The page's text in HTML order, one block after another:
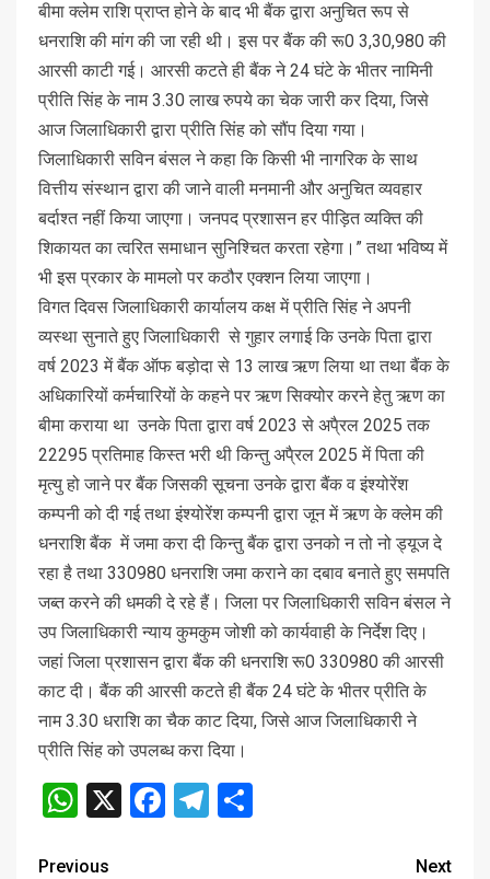
बीमा क्लेम राशि प्राप्त होने के बाद भी बैंक द्वारा अनुचित रूप से
धनराशि की मांग की जा रही थी। इस पर बैंक की रू0 3,30,980 की
आरसी काटी गई। आरसी कटते ही बैंक ने 24 घंटे के भीतर नामिनी
प्रीति सिंह के नाम 3.30 लाख रुपये का चेक जारी कर दिया, जिसे
आज जिलाधिकारी द्वारा प्रीति सिंह को सौंप दिया गया।
जिलाधिकारी सविन बंसल ने कहा कि किसी भी नागरिक के साथ
वित्तीय संस्थान द्वारा की जाने वाली मनमानी और अनुचित व्यवहार
बर्दाश्त नहीं किया जाएगा। जनपद प्रशासन हर पीड़ित व्यक्ति की
शिकायत का त्वरित समाधान सुनिश्चित करता रहेगा।” तथा भविष्य में
भी इस प्रकार के मामलो पर कठौर एक्शन लिया जाएगा।
विगत दिवस जिलाधिकारी कार्यालय कक्ष में प्रीति सिंह ने अपनी
व्यस्था सुनाते हुए जिलाधिकारी से गुहार लगाई कि उनके पिता द्वारा
वर्ष 2023 में बैंक ऑफ बड़ोदा से 13 लाख ऋण लिया था तथा बैंक के
अधिकारियों कर्मचारियों के कहने पर ऋण सिक्योर करने हेतु ऋण का
बीमा कराया था उनके पिता द्वारा वर्ष 2023 से अपै्रल 2025 तक
22295 प्रतिमाह किस्त भरी थी किन्तु अपै्रल 2025 में पिता की
मृत्यु हो जाने पर बैंक जिसकी सूचना उनके द्वारा बैंक व इंश्योरेंश
कम्पनी को दी गई तथा इंश्योरेंश कम्पनी द्वारा जून में ऋण के क्लेम की
धनराशि बैंक में जमा करा दी किन्तु बैंक द्वारा उनको न तो नो ड्यूज दे
रहा है तथा 330980 धनराशि जमा कराने का दबाव बनाते हुए समपति
जब्त करने की धमकी दे रहे हैं। जिला पर जिलाधिकारी सविन बंसल ने
उप जिलाधिकारी न्याय कुमकुम जोशी को कार्यवाही के निर्देश दिए।
जहां जिला प्रशासन द्वारा बैंक की धनराशि रू0 330980 की आरसी
काट दी। बैंक की आरसी कटते ही बैंक 24 घंटे के भीतर प्रीति के
नाम 3.30 धराशि का चैक काट दिया, जिसे आज जिलाधिकारी ने
प्रीति सिंह को उपलब्ध करा दिया।
WhatsApp
X Facebook
Telegram
Previous
Next